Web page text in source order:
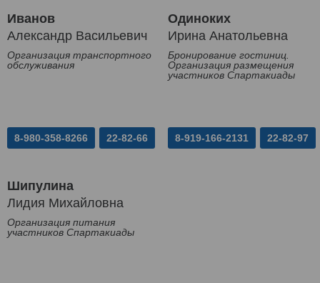
Иванов
Александр Васильевич
Организация транспортного
обслуживания
8-980-358-8266 22-82-66
Одиноких
Ирина Анатольевна
Бронирование гостиниц.
Организация размещения
участников Спартакиады
8-919-166-2131 22-82-97
Шипулина
Лидия Михайловна
Организация питания
участников Спартакиады